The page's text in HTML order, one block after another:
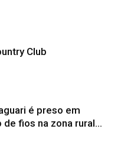
Club
é preso em
fios na zona rural...